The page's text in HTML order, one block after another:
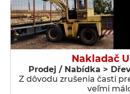
Nakladač
Prodej / Nabídka >
Z dôvodu zrušenia časti
veľmi